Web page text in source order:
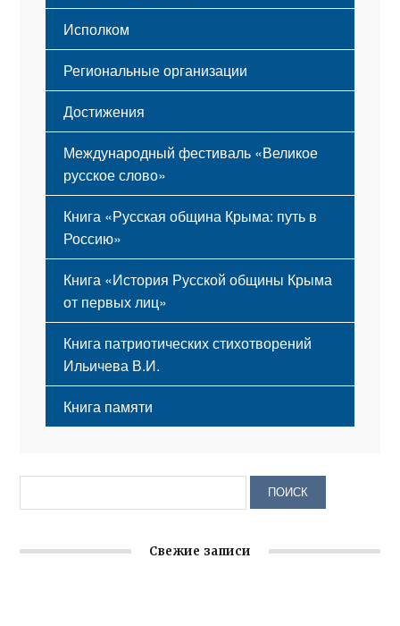
Исполком
Региональные организации
Достижения
Международный фестиваль «Великое
русское слово»
Книга «Русская община Крыма: путь в
Россию»
Книга «История Русской общины Крыма
от первых лиц»
Книга патриотических стихотворений
Ильичева В.И.
Книга памяти
Свежие записи